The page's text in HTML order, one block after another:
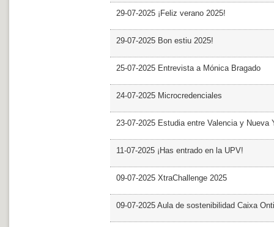
29-07-2025 ¡Feliz verano 2025!
29-07-2025 Bon estiu 2025!
25-07-2025 Entrevista a Mónica Bragado
24-07-2025 Microcredenciales
23-07-2025 Estudia entre Valencia y Nueva
11-07-2025 ¡Has entrado en la UPV!
09-07-2025 XtraChallenge 2025
09-07-2025 Aula de sostenibilidad Caixa